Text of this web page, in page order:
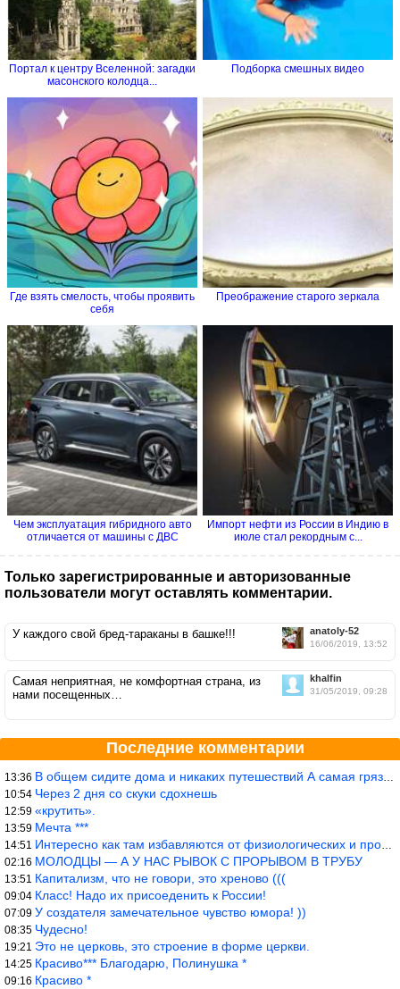
Портал к центру Вселенной: загадки
масонского колодца...
Подборка смешных видео
Где взять смелость, чтобы проявить
себя
Преображение старого зеркала
Чем эксплуатация гибридного авто
отличается от машины с ДВС
Импорт нефти из России в Индию в
июле стал рекордным с...
Только зарегистрированные и авторизованные
пользователи могут оставлять комментарии.
anatoly-52
16/06/2019, 13:52
У каждого свой бред-тараканы в башке!!!
khalfin
31/05/2019, 09:28
Самая неприятная, не комфортная страна, из
нами посещенных…
Последние комментарии
13:36 В общем сидите дома и никаких путешествий А самая грязная в от
10:54 Через 2 дня со скуки сдохнешь
12:59 «крутить».
13:59 Мечта ***
14:51 Интересно как там избавляются от физиологических и прочих отходо
02:16 МОЛОДЦЫ — А У НАС РЫВОК С ПРОРЫВОМ В ТРУБУ
13:51 Капитализм, что не говори, это хреново (((
09:04 Класс! Надо их присоеденить к России!
07:09 У создателя замечательное чувство юмора! ))
08:35 Чудесно!
19:21 Это не церковь, это строение в форме церкви.
14:25 Красиво*** Благодарю, Полинушка *
09:16 Красиво *